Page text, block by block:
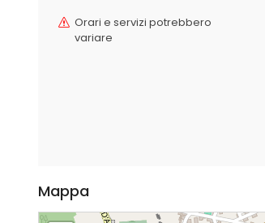
Orari e servizi potrebbero
variare
Mappa